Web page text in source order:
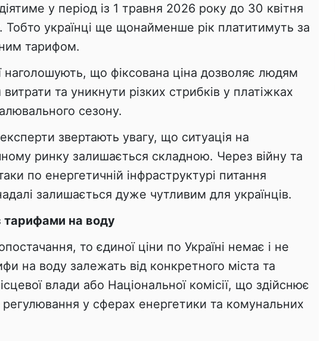
у період із 1 травня 2026 року до 30 квітня
Тобто українці ще щонайменше рік платитимуть за
тарифом.
наголошують, що фіксована ціна дозволяє людям
та уникнути різких стрибків у платіжках
сезону.
звертають увагу, що ситуація на
ринку залишається складною. Через війну та
по енергетичній інфраструктурі питання
залишається дуже чутливим для українців.
тарифами на воду
то єдиної ціни по Україні немає і не
на воду залежать від конкретного міста та
влади або Національної комісії, що здійснює
у сферах енергетики та комунальних